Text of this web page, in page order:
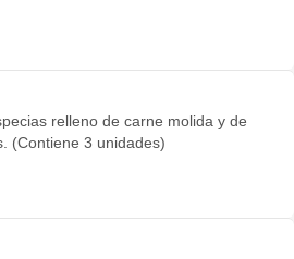
relleno de carne molida y de
(Contiene 3 unidades)